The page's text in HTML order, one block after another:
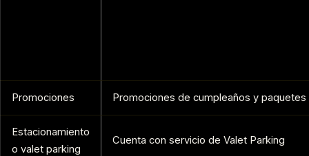
Promociones Promociones de cumpleaños y
Estacionamiento
o valet parking
Cuenta con servicio de Valet Parking